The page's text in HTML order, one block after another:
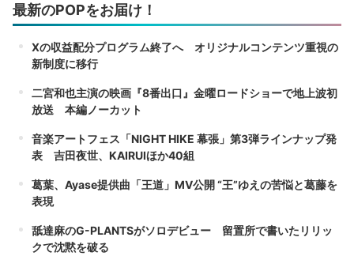
最新のPOPをお届け！
Xの収益配分プログラム終了へ オリジナルコンテンツ重視の
新制度に移行
二宮和也主演の映画『8番出口』金曜ロードショーで地上波初
放送 本編ノーカット
音楽アートフェス「NIGHT HIKE 幕張」第3弾ラインナップ発
表 吉田夜世、KAIRUIほか40組
葛葉、Ayase提供曲「王道」MV公開 “王”ゆえの苦悩と葛藤を
表現
舐達麻のG-PLANTSがソロデビュー 留置所で書いたリリッ
クで沈黙を破る